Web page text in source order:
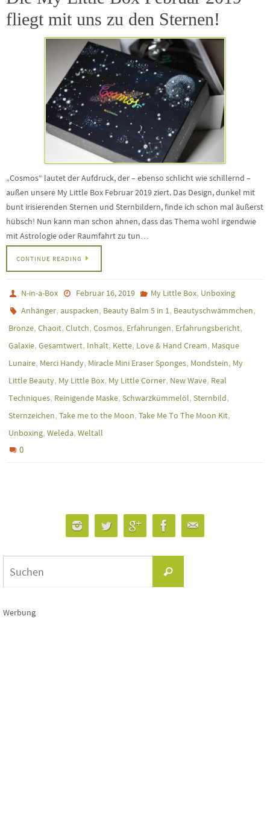
fliegt mit uns zu den Sternen!
„Cosmos“ lautet der Aufdruck, der – ebenso schlicht wie schillernd –
außen unsere My Little Box Februar 2019 ziert. Das Design, dunkel mit
bunt irisierenden Sternen und Sternbildern, finde ich schon mal äußerst
hübsch! Nun kann man schon ahnen, dass das Thema wohl irgendwie
mit Astrologie oder Raumfahrt zu tun…
CONTINUE READING
N-in-a-Box Februar 16, 2019 My Little Box, Unboxing
Anhänger, auspacken, Beauty Balm 5 in 1, Beautyschwämmchen,
Bronze, Chaoit, Clutch, Cosmos, Erfahrungen, Erfahrungsbericht,
Galaxie, Gesamtwert, Inhalt, Kette, Love & Hand Cream, Masque
Lunaire, Merci Handy, Miracle Mini Eraser Sponges, Mondstein, My
Little Beauty, My Little Box, My Little Corner, New Wave, Real
Techniques, Reinigende Maske, Schwarzkümmelöl, Sternbild,
Sternzeichen, Take me to the Moon, Take Me To The Moon Kit,
Unboxing, Weleda, Weltall
0
Suchen
Werbung